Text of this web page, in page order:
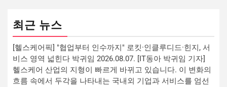
최근 뉴스
[헬스케어픽] "협업부터 인수까지" 로킷·인클루디드·힌지, 서
비스 영역 넓힌다 박귀임 2026.08.07. [IT동아 박귀임 기자]
헬스케어 산업의 지형이 빠르게 바뀌고 있습니다. 이 변화의
흐름 속에서 두각을 나타내는 국내외 기업과 서비스를 엄선